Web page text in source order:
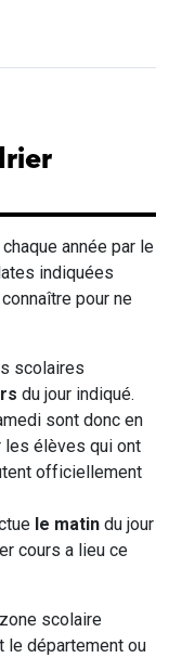
année par le
indiquées
pour ne
scolaires
du jour indiqué.
sont donc en
les élèves qui ont
officiellement
le matin du jour
cours a lieu ce
scolaire
le département ou